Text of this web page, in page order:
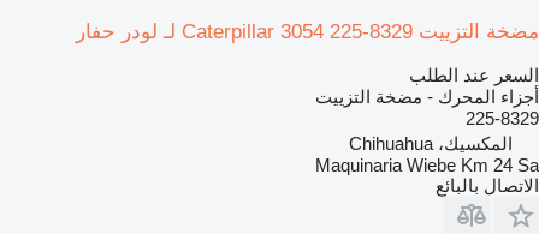
مضخة التزييت Caterpillar 3054 225-8329 لـ لودر حفار
السعر عند الطلب
أجزاء المحرك - مضخة التزييت
225-8329
المكسيك، Chihuahua
Maquinaria Wiebe Km 24 Sa
الاتصال بالبائع